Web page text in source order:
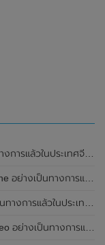
ขนาดใหญ่ 6,500mAh พร้อมรองรับการชาร์จไว 80W
รแล้ว มาพร้อมธีมสีชมพูสดใส
รแล้วในประเทศอินเดีย
ระเทศไทย ในราคา 8,499 บาท